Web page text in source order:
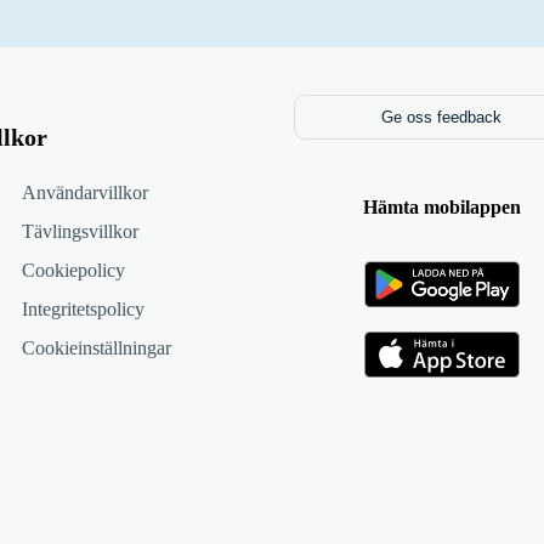
Användarvillkor
Tävlingsvillkor
Cookiepolicy
Integritetspolicy
Cookieinställningar
Ge oss feedback
Hämta mobilappen